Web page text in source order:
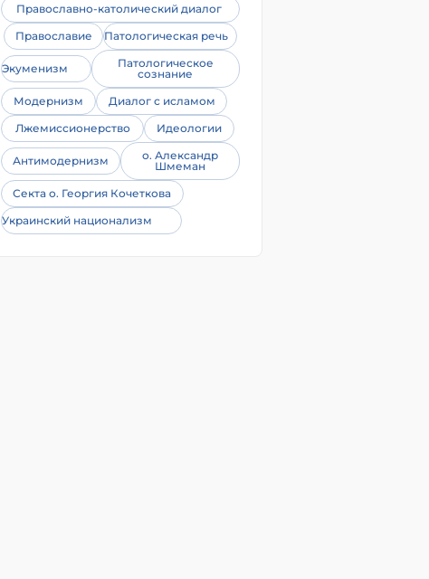
Православно-католический диалог
Православие
Патологическая речь
Экуменизм
Патологическое
сознание
Модернизм
Диалог с исламом
Лжемиссионерство
Идеологии
Антимодернизм
о. Александр
Шмеман
Секта о. Георгия Кочеткова
Украинский национализм